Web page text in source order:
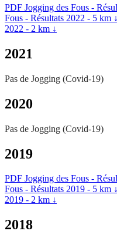
PDF Jogging des Fous -
Fous - Résultats 2022 - 5 km ↓
2022 - 2 km ↓
2021
Pas de Jogging (Covid-19)
2020
Pas de Jogging (Covid-19)
2019
PDF Jogging des Fous -
Fous - Résultats 2019 - 5 km ↓
2019 - 2 km ↓
2018